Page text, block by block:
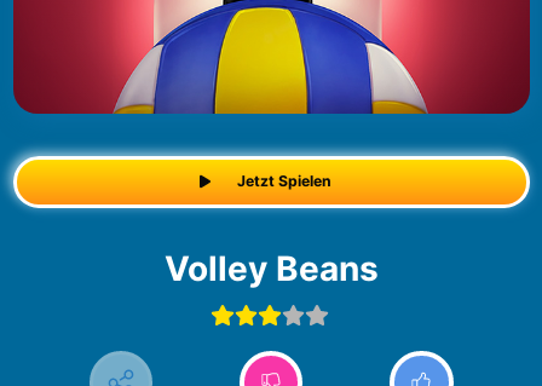
Jetzt Spielen
Volley Beans